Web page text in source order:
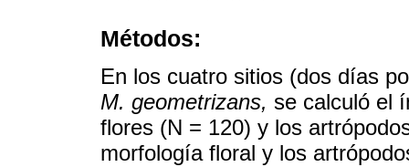
Métodos:
En los cuatro sitios (dos días
M. geometrizans, se calculó el
flores (N = 120) y los
morfología floral y los